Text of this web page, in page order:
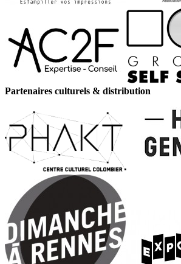
Partenaires culturels & distribution